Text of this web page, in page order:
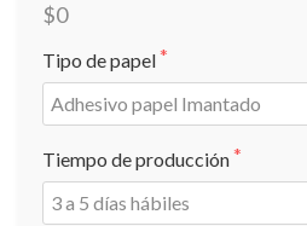
$0
Tipo de papel
Tiempo de producción